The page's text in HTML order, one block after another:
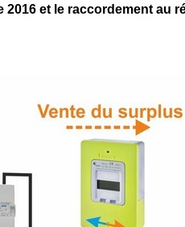
2016 et le raccordement au